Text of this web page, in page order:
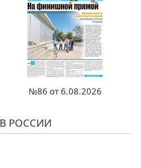
№86 от 6.08.2026
В РОССИИ